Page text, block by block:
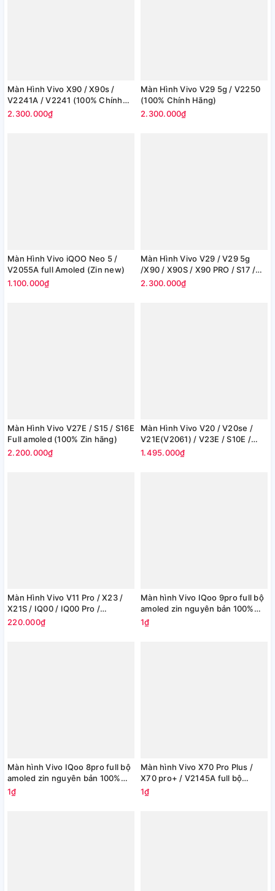
Màn Hình Vivo X90 / X90s /
V2241A / V2241 (100% Chính
Hãng)
2.300.000₫
Màn Hình Vivo V29 5g / V2250
(100% Chính Hãng)
2.300.000₫
Màn Hình Vivo iQOO Neo 5 /
V2055A full Amoled​​​​​​​ (Zin new)
1.100.000₫
Màn Hình Vivo V29 / V29 5g
/X90 / X90S / X90 PRO / S17 /
S17 Pro / S17T / V29 Pro (100%
2.300.000₫
Màn Hình Vivo V27E / S15 / S16E
Full amoled (100% Zin hãng)
2.200.000₫
Màn Hình Vivo V20 / V20se /
V21E(V2061) / V23E / S10E /
Y75 / S6 5G / Y55 / X50e / Y70 /
1.495.000₫
Màn Hình Vivo V11 Pro / X23 /
X21S / IQ00 / IQ00 Pro /
V1804 (TFT)
220.000₫
Màn hình Vivo IQoo 9pro full bộ
amoled zin nguyên bản 100%
MHVVX70PP
1₫
Màn hình Vivo IQoo 8pro full bộ
amoled zin nguyên bản 100%
MHVVX70PP
1₫
Màn hình Vivo X70 Pro Plus /
X70 pro+ / V2145A full bộ
amoled zin nguyên bản 100%
1₫